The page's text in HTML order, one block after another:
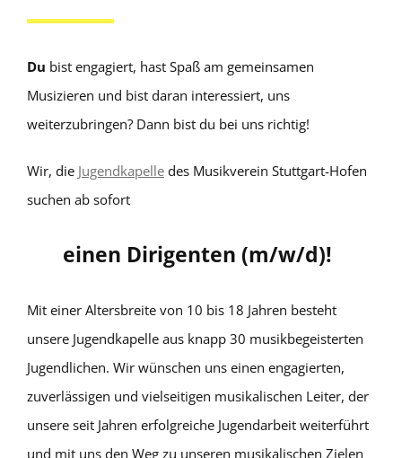
Du bist engagiert, hast Spaß am gemeinsamen
Musizieren und bist daran interessiert, uns
weiterzubringen? Dann bist du bei uns richtig!
Wir, die Jugendkapelledes Musikverein Stuttgart-Hofen
suchen ab sofort
einen Dirigenten (m/w/d)!
Mit einer Altersbreite von 10 bis 18 Jahren besteht
unsere Jugendkapelle aus knapp 30 musikbegeisterten
Jugendlichen. Wir wünschen uns einen engagierten,
zuverlässigen und vielseitigen musikalischen Leiter, der
unsere seit Jahren erfolgreiche Jugendarbeit weiterführt
und mit uns den Weg zu unseren musikalischen Zielen